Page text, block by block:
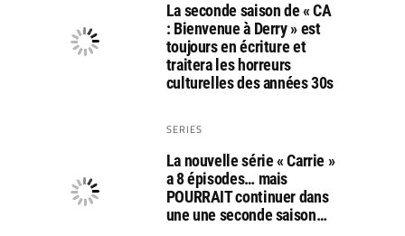
La seconde saison de « CA
: Bienvenue à Derry » est
toujours en écriture et
traitera les horreurs
culturelles des années 30s
SERIES
La nouvelle série « Carrie »
a 8 épisodes… mais
POURRAIT continuer dans
une une seconde saison…